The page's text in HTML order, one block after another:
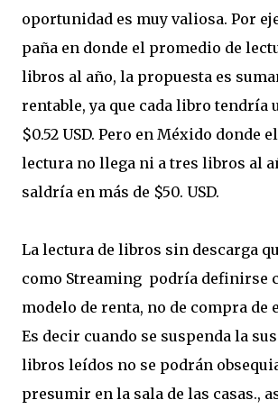
oportunidad es muy valiosa. Por
paña en donde el promedio de
libros al año, la propuesta es
rentable, ya que cada libro tendría
$0.52 USD. Pero en Méxido donde
lectura no llega ni a tres libros al
saldría en más de $50. USD.
La lectura de libros sin descarga
como Streaming podría definirse
modelo de renta, no de compra de
Es decir cuando se suspenda la
libros leídos no se podrán
presumir en la sala de las casas.,